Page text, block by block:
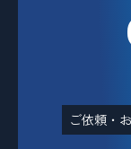
ご依頼・